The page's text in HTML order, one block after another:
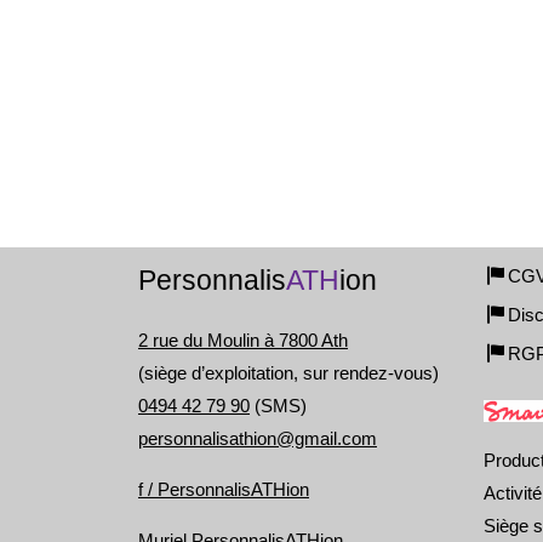
PersonnalisATHion
2 rue du Moulin à 7800 Ath
(siège d’exploitation, sur rendez-vous)
0494 42 79 90 (SMS)
personnalisathion@gmail.com
f / PersonnalisATHion
Siège